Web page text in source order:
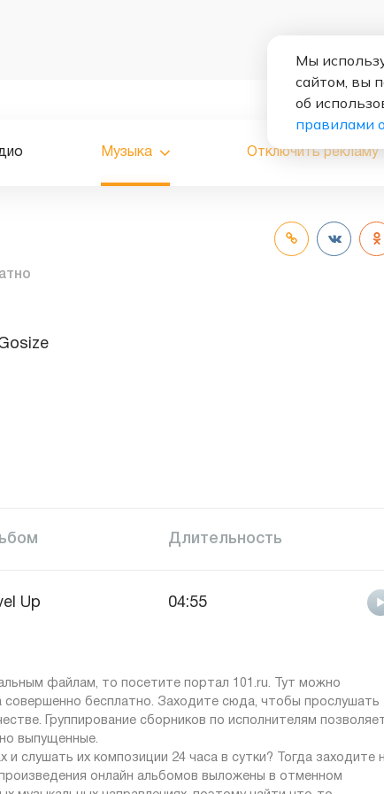
Музыка Отключить рекламу
Длительность
Up 04:55
файлам, то посетите портал 101.ru. Тут можно
бесплатно. Заходите сюда, чтобы прослушать
Группирование сборников по исполнителям
выпущенные.
слушать их композиции 24 часа в сутки? Тогда заходите
онлайн альбомов выложены в отменном
Мы
сайтом, вы
об
правилами